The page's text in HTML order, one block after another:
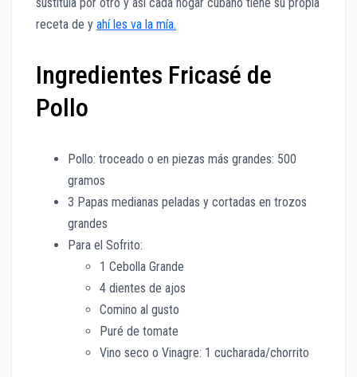
sustituía por otro y así cada hogar cubano tiene su propia
receta de y ahí les va la mía.
Ingredientes Fricasé de
Pollo
Pollo: troceado o en piezas más grandes: 500
gramos
3 Papas medianas peladas y cortadas en trozos
grandes
Para el Sofrito:
1 Cebolla Grande
4 dientes de ajos
Comino al gusto
Puré de tomate
Vino seco o Vinagre: 1 cucharada/chorrito